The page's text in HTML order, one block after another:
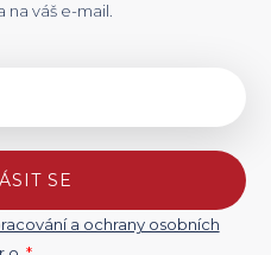
na váš e-mail.
SE
a ochrany osobních